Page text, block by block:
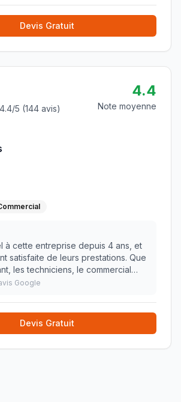
Devis Gratuit
4.4/5 (144 avis)
4.4
Note moyenne
à cette entreprise depuis 4 ans, et
satisfaite de leurs prestations. Que
les techniciens, le commercial
et le secrétariat. Ils font preuve de
Google
Devis Gratuit